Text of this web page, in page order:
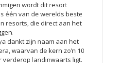
wordt dit resort
één van de werelds beste
resorts, die direct aan het
dankt zijn naam aan het
waarvan de kern zo’n 10
verderop landinwaarts ligt.